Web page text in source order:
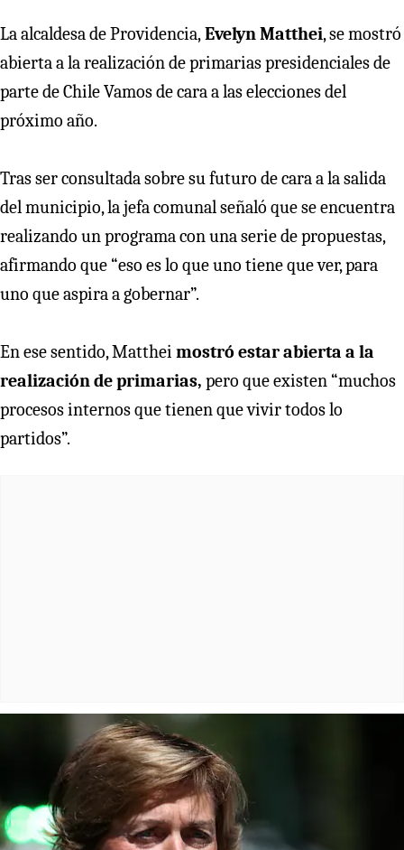
La alcaldesa de Providencia,Evelyn Matthei, se mostró
abierta a la realización de primarias presidenciales de
parte de Chile Vamos de cara a las elecciones del
próximo año.
Tras ser consultada sobre su futuro de cara a la salida
del municipio, la jefa comunal señaló que se encuentra
realizando un programa con una serie de propuestas,
afirmando que “eso es lo que uno tiene que ver, para
uno que aspira a gobernar”.
En ese sentido, Matthei mostró estar abierta a la
realización de primarias, pero que existen “muchos
procesos internos que tienen que vivir todos lo
partidos”.